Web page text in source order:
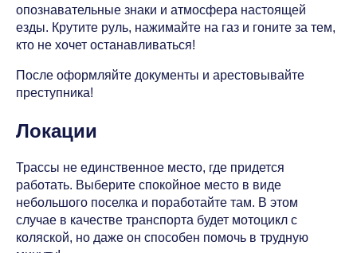
опознавательные знаки и атмосфера настоящей
езды. Крутите руль, нажимайте на газ и гоните за тем,
кто не хочет останавливаться!
После оформляйте документы и арестовывайте
преступника!
Локации
Трассы не единственное место, где придется
работать. Выберите спокойное место в виде
небольшого поселка и поработайте там. В этом
случае в качестве транспорта будет мотоцикл с
коляской, но даже он способен помочь в трудную